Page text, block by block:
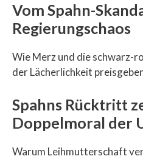
Vom Spahn-
Regierungschaos
Wie Merz und die schwarz-
der Lächerlichkeit
Spahns Rücktritt
Doppelmoral der
Warum Leihmutterschaft